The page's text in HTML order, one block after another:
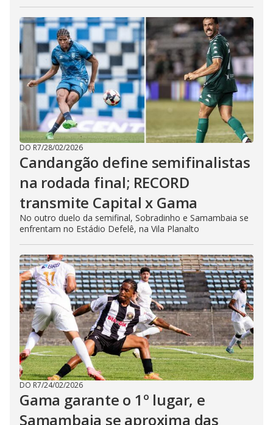
DO R7/28/02/2026
Candangão define semifinalistas
na rodada final; RECORD
transmite Capital x Gama
No outro duelo da semifinal, Sobradinho e Samambaia se
enfrentam no Estádio Defelê, na Vila Planalto
DO R7/24/02/2026
Gama garante o 1º lugar, e
Samambaia se aproxima das